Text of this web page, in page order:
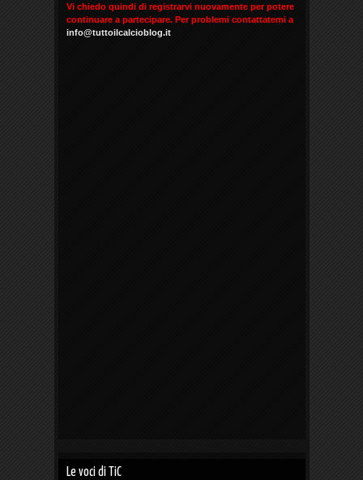
Vi chiedo quindi di registrarvi nuovamente per potere
continuare a partecipare. Per problemi contattatemi a
info@tuttoilcalcioblog.it
Le voci di TiC